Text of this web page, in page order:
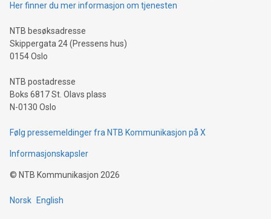
Her finner du mer informasjon om tjenesten
NTB besøksadresse
Skippergata 24 (Pressens hus)
0154 Oslo
NTB postadresse
Boks 6817 St. Olavs plass
N-0130 Oslo
Følg pressemeldinger fra NTB Kommunikasjon på X
Informasjonskapsler
© NTB Kommunikasjon 2026
Norsk English